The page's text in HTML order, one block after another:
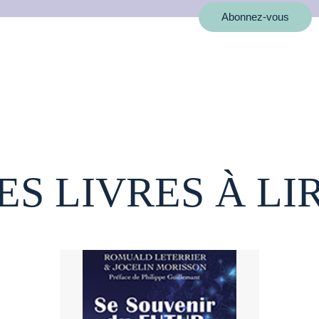
Abonnez-vous
LIVRES À